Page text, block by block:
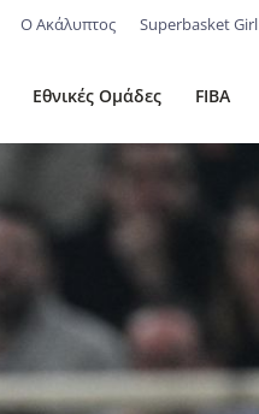
Ο Ακάλυπτος Superbasket Girl
Εθνικές Ομάδες FIBA